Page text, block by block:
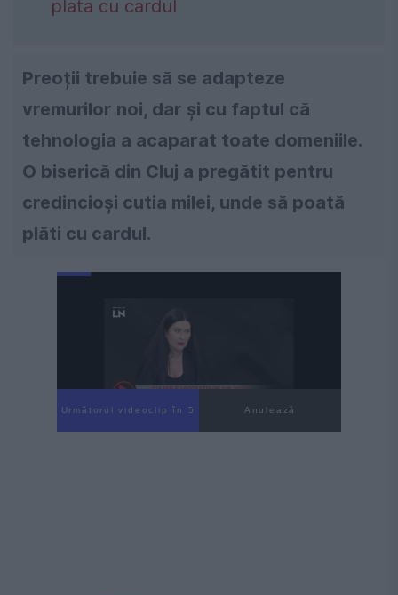
plata cu cardul
Preoții trebuie să se adapteze
vremurilor noi, dar și cu faptul că
tehnologia a acaparat toate domeniile.
O biserică din Cluj a pregătit pentru
credincioși cutia milei, unde să poată
plăti cu cardul.
Următorul videoclip în 4 Anulează